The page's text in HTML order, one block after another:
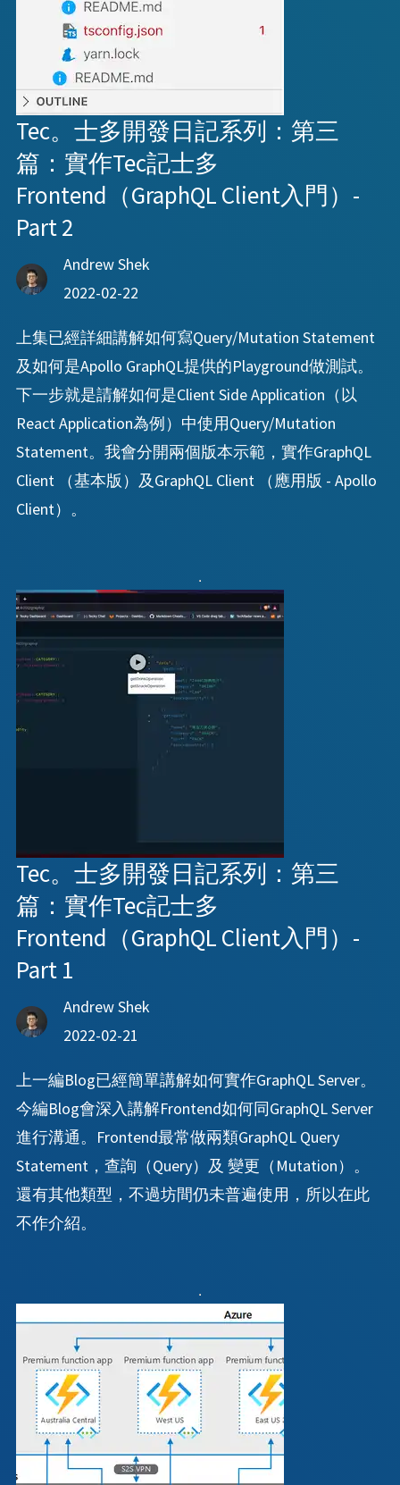
Tec。士多開發日記系列：第三
篇：實作Tec記士多
Frontend（GraphQL Client入門）-
Part 2
Andrew Shek
2022-02-22
上集已經詳細講解如何寫Query/Mutation Statement
及如何是Apollo GraphQL提供的Playground做測試。
下一步就是請解如何是Client Side Application（以
React Application為例）中使用Query/Mutation
Statement。我會分開兩個版本示範，實作GraphQL
Client （基本版）及GraphQL Client （應用版 - Apollo
Client）。
Tec。士多開發日記系列：第三
篇：實作Tec記士多
Frontend（GraphQL Client入門）-
Part 1
Andrew Shek
2022-02-21
上一編Blog已經簡單講解如何實作GraphQL Server。
今編Blog會深入講解Frontend如何同GraphQL Server
進行溝通。Frontend最常做兩類GraphQL Query
Statement，查詢（Query）及 變更（Mutation）。
還有其他類型，不過坊間仍未普遍使用，所以在此
不作介紹。